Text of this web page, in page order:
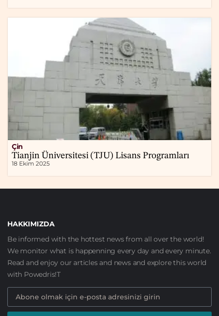
Çin
Tianjin Üniversitesi (TJU) Lisans Programları
18 Ekim 2025
HAKKIMIZDA
Be informed with the hottest news from all over the world!
We monitor what is happenning every day and every minute.
Read and enjoy our articles and news and explore this world
with Powedris!T